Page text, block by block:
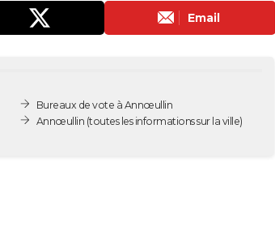
Email
Bureaux de vote à Annœullin
Annœullin (toutes les informations sur la ville)